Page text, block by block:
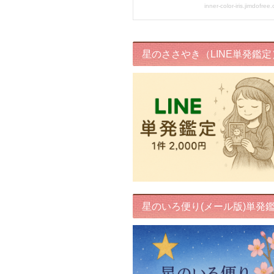
星のささやき（LINE単発鑑定
星のいろ便り(メール版)単発